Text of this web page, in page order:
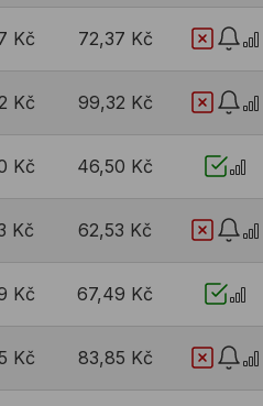
Kč 72,37 Kč
Kč 99,32 Kč
Kč 46,50 Kč
Kč 62,53 Kč
Kč 67,49 Kč
Kč 83,85 Kč